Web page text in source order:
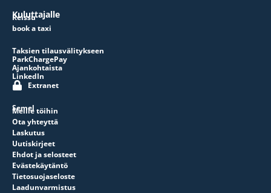
Kuluttajalle
Reissu
book a taxi
Taksien tilausvälitykseen
ParkChargePay
Ajankohtaista
LinkedIn
Extranet
Semel
Meille töihin
Ota yhteyttä
Laskutus
Uutiskirjeet
Ehdot ja selosteet
Evästekäytäntö
Tietosuojaseloste
Laadunvarmistus